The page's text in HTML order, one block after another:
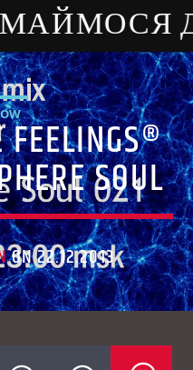
FEELINGS®
SOUL
ON 22.12.2013